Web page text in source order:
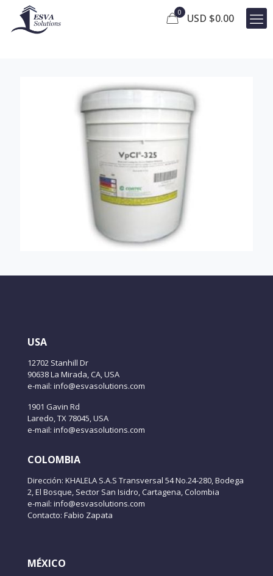
0 USD $0.00
USA
12702 Stanhill Dr
90638 La Mirada, CA, USA
e-mail: info@esvasolutions.com
1901 Gavin Rd
Laredo, TX 78045, USA
e-mail: info@esvasolutions.com
COLOMBIA
Dirección: KHALELA S.A.S Transversal 54 No.24-280, Bodega
2, El Bosque, Sector San Isidro, Cartagena, Colombia
e-mail: info@esvasolutions.com
Contacto: Fabio Zapata
MÉXICO